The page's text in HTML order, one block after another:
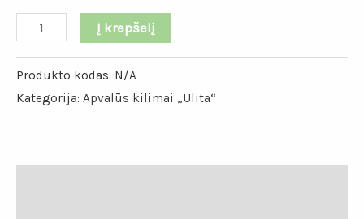
Į krepšelį
Produkto kodas: N/A
Kategorija: Apvalūs kilimai „Ulita“